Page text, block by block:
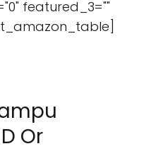
featured_3=""
Or